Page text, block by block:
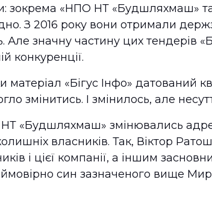
зокрема «НПО НТ «Будшляхмаш»
З 2016 року вони отримали
Але значну частину цих тендерів
конкуренції.
матеріал «Бігус Інфо» датований
змінитись. І змінилось, але
«Будшляхмаш» змінювались
власників. Так, Віктор
і цієї компанії, а іншим
ймовірно син зазначеного вище